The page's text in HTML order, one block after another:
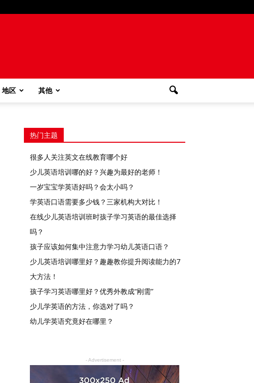
地区 其他
热门主题
很多人关注英文在线教育哪个好
少儿英语培训哪的好？兴趣为最好的老师！
一岁宝宝学英语好吗？会太小吗？
学英语口语需要多少钱？三家机构大对比！
在线少儿英语培训班时孩子学习英语的最佳选择
吗？
孩子应该如何集中注意力学习幼儿英语口语？
少儿英语培训哪里好？趣趣教你提升阅读能力的7
大方法！
孩子学习英语哪里好？优秀外教成“刚需”
少儿学英语的方法，你选对了吗？
幼儿学英语究竟好在哪里？
- Advertisement -